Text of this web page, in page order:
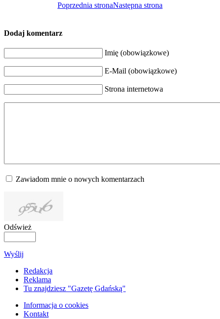
Poprzednia stronaNastępna strona
Dodaj komentarz
Imię (obowiązkowe)
E-Mail (obowiązkowe)
Strona internetowa
Zawiadom mnie o nowych komentarzach
Odśwież
Wyślij
Redakcja
Reklama
Tu znajdziesz "Gazetę Gdańską"
Informacja o cookies
Kontakt